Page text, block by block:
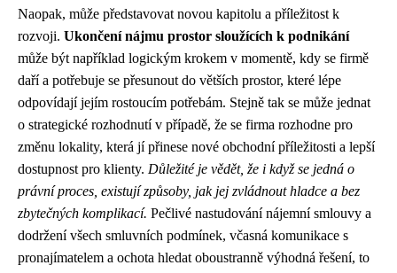
Naopak, může představovat novou kapitolu a příležitost k
rozvoji. Ukončení nájmu prostor sloužících k podnikání
může být například logickým krokem v momentě, kdy se firmě
daří a potřebuje se přesunout do větších prostor, které lépe
odpovídají jejím rostoucím potřebám. Stejně tak se může jednat
o strategické rozhodnutí v případě, že se firma rozhodne pro
změnu lokality, která jí přinese nové obchodní příležitosti a lepší
dostupnost pro klienty. Důležité je vědět, že i když se jedná o
právní proces, existují způsoby, jak jej zvládnout hladce a bez
zbytečných komplikací. Pečlivé nastudování nájemní smlouvy a
dodržení všech smluvních podmínek, včasná komunikace s
pronajímatelem a ochota hledat oboustranně výhodná řešení, to